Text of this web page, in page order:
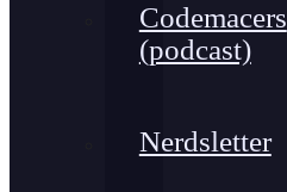
Codemacers
(podcast)
Nerdsletter